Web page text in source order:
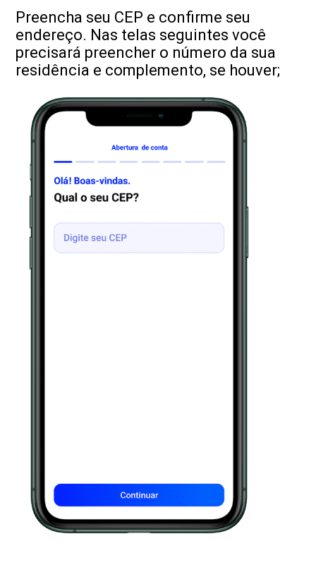
Preencha seu CEP e confirme seu
endereço. Nas telas seguintes você
precisará preencher o número da sua
residência e complemento, se houver;